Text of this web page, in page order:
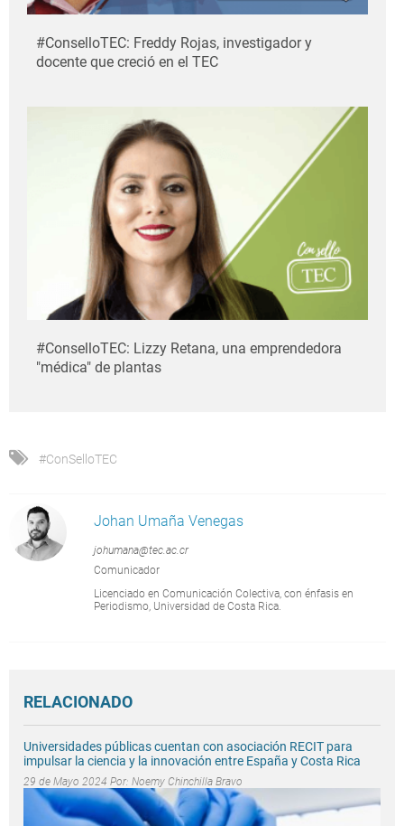
#ConselloTEC: Freddy Rojas, investigador y
docente que creció en el TEC
#ConselloTEC: Lizzy Retana, una emprendedora
"médica" de plantas
#ConSelloTEC
Johan Umaña Venegas
johumana@tec.ac.cr
Comunicador
Licenciado en Comunicación Colectiva, con énfasis en
Periodismo, Universidad de Costa Rica.
RELACIONADO
Universidades públicas cuentan con asociación RECIT para
impulsar la ciencia y la innovación entre España y Costa Rica
29 de Mayo 2024 Por: Noemy Chinchilla Bravo